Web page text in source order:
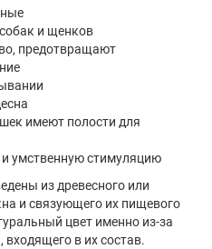
и щенков
предотвращают
имеют полости для
умственную стимуляцию
из древесного или
и связующего их пищевого
цвет именно из-за
входящего в их состав.